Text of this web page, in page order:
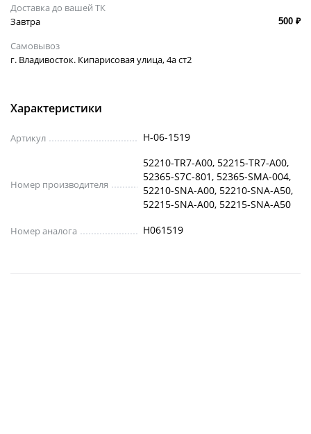
Доставка до вашей ТК
Завтра
500 ₽
Самовывоз
г. Владивосток. Кипарисовая улица, 4а ст2
Характеристики
Артикул H-06-1519
Номер производителя
52210-TR7-A00, 52215-TR7-A00,
52365-S7C-801, 52365-SMA-004,
52210-SNA-A00, 52210-SNA-A50,
52215-SNA-A00, 52215-SNA-A50
Номер аналога H061519